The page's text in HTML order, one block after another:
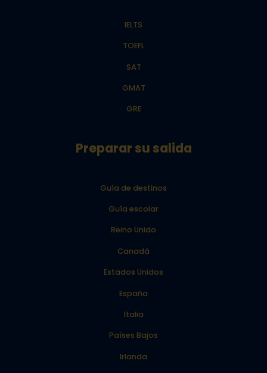
IELTS
TOEFL
SAT
GMAT
GRE
Preparar su salida
Guía de destinos
Guía escolar
Reino Unido
Canadá
Estados Unidos
España
Italia
Países Bajos
Irlanda